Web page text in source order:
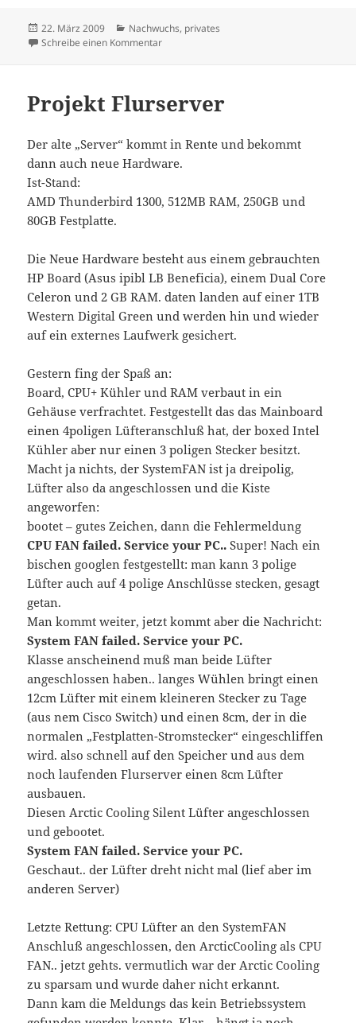
Veröffentlicht
am
22. März 2009 Kategorien
Nachwuchs, privates
Schreibe einen Kommentarzu Die ersten Tippversuche
Projekt Flurserver
Der alte „Server“ kommt in Rente und bekommt
dann auch neue Hardware.
Ist-Stand:
AMD Thunderbird 1300, 512MB RAM, 250GB und
80GB Festplatte.
Die Neue Hardware besteht aus einem gebrauchten
HP Board (Asus ipibl LB Beneficia), einem Dual Core
Celeron und 2 GB RAM. daten landen auf einer 1TB
Western Digital Green und werden hin und wieder
auf ein externes Laufwerk gesichert.
Gestern fing der Spaß an:
Board, CPU+ Kühler und RAM verbaut in ein
Gehäuse verfrachtet. Festgestellt das das Mainboard
einen 4poligen Lüfteranschluß hat, der boxed Intel
Kühler aber nur einen 3 poligen Stecker besitzt.
Macht ja nichts, der SystemFAN ist ja dreipolig,
Lüfter also da angeschlossen und die Kiste
angeworfen:
bootet – gutes Zeichen, dann die Fehlermeldung
CPU FAN failed. Service your PC.. Super! Nach ein
bischen googlen festgestellt: man kann 3 polige
Lüfter auch auf 4 polige Anschlüsse stecken, gesagt
getan.
Man kommt weiter, jetzt kommt aber die Nachricht:
System FAN failed. Service your PC.
Klasse anscheinend muß man beide Lüfter
angeschlossen haben.. langes Wühlen bringt einen
12cm Lüfter mit einem kleineren Stecker zu Tage
(aus nem Cisco Switch) und einen 8cm, der in die
normalen „Festplatten-Stromstecker“ eingeschliffen
wird. also schnell auf den Speicher und aus dem
noch laufenden Flurserver einen 8cm Lüfter
ausbauen.
Diesen Arctic Cooling Silent Lüfter angeschlossen
und gebootet.
System FAN failed. Service your PC.
Geschaut.. der Lüfter dreht nicht mal (lief aber im
anderen Server)
Letzte Rettung: CPU Lüfter an den SystemFAN
Anschluß angeschlossen, den ArcticCooling als CPU
FAN.. jetzt gehts. vermutlich war der Arctic Cooling
zu sparsam und wurde daher nicht erkannt.
Dann kam die Meldungs das kein Betriebssystem